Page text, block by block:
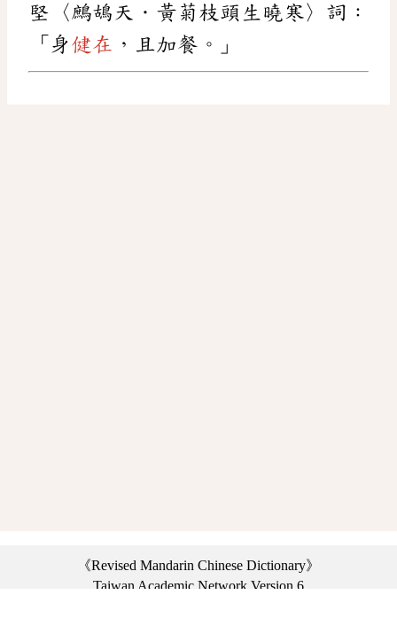
堅〈鷓鴣天．黃菊枝頭生曉寒〉詞：
「身健在 ，且加餐。」
《Revised Mandarin Chinese Dictionary》
Taiwan Academic Network Version 6